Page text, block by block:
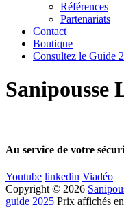
Références
Partenariats
Contact
Boutique
Consultez le Guide
Sanipousse
Au service de votre
Youtube linkedin Viadéo
Copyright © 2026
guide 2025 Prix affichés